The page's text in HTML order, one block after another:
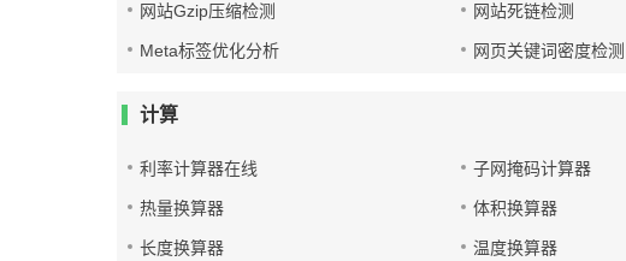
网站Gzip压缩检测 网站死链检测
Meta标签优化分析 网页关键词密度检测
计算
利率计算器在线 子网掩码计算器
热量换算器 体积换算器
长度换算器 温度换算器